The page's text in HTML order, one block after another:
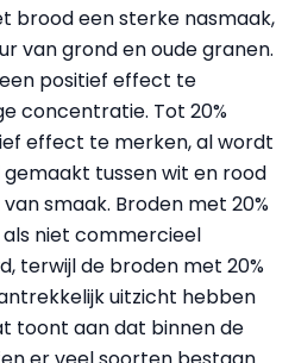
brood een sterke nasmaak,
van grond en oude granen.
positief effect te
concentratie. Tot 20%
effect te merken, al wordt
tussen wit en rood
smaak. Broden met 20%
niet commercieel
terwijl de broden met 20%
uitzicht hebben
toont aan dat binnen de